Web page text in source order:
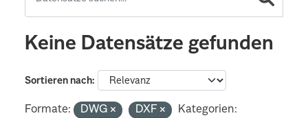
Keine Datensätze gefunden
Sortieren nach
Formate: DWG DXF
Kategorien: